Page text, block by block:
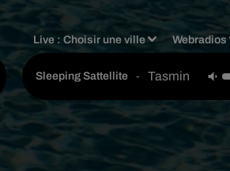
Live :Choisir une ville Webradios
Sleeping Sattellite - Tasmin Archer